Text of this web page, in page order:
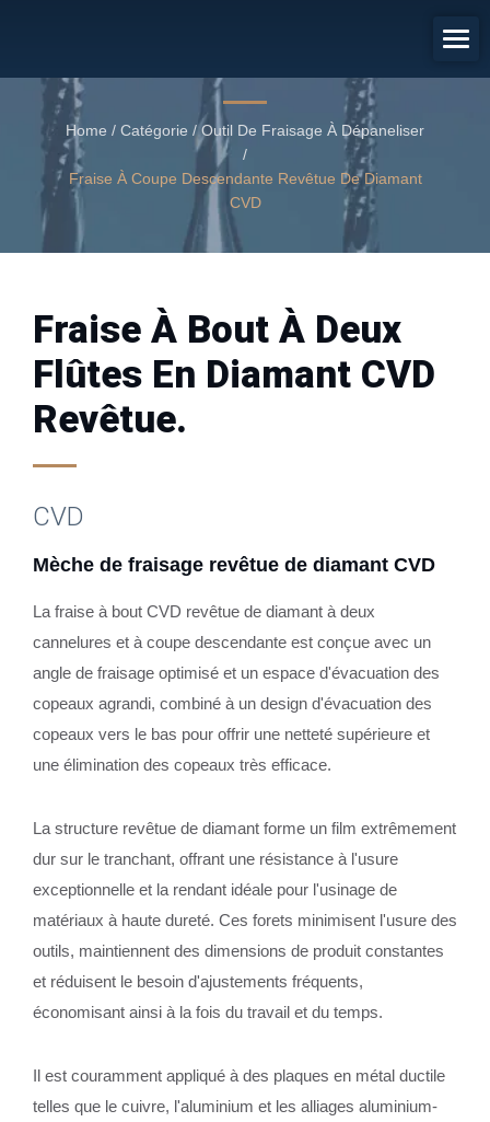
Diamant CVD
Home / Catégorie / Outil De Fraisage À Dépaneliser
/
Fraise À Coupe Descendante Revêtue De Diamant
CVD
Fraise À Bout À Deux
Flûtes En Diamant CVD
Revêtue.
CVD
Mèche de fraisage revêtue de diamant CVD
La fraise à bout CVD revêtue de diamant à deux
cannelures et à coupe descendante est conçue avec un
angle de fraisage optimisé et un espace d'évacuation des
copeaux agrandi, combiné à un design d'évacuation des
copeaux vers le bas pour offrir une netteté supérieure et
une élimination des copeaux très efficace.
La structure revêtue de diamant forme un film extrêmement
dur sur le tranchant, offrant une résistance à l'usure
exceptionnelle et la rendant idéale pour l'usinage de
matériaux à haute dureté. Ces forets minimisent l'usure des
outils, maintiennent des dimensions de produit constantes
et réduisent le besoin d'ajustements fréquents,
économisant ainsi à la fois du travail et du temps.
Il est couramment appliqué à des plaques en métal ductile
telles que le cuivre, l'aluminium et les alliages aluminium-